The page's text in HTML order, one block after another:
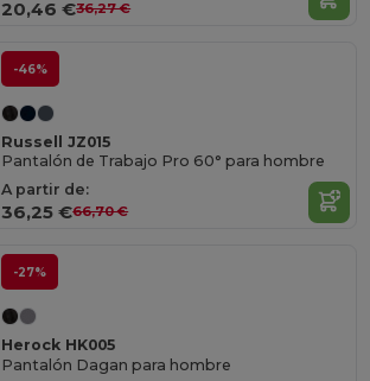
20,46 €36,27 €
-46%
Russell JZ015
Pantalón de Trabajo Pro 60° para hombre
A partir de:
36,25 €66,70 €
-27%
Herock HK005
Pantalón Dagan para hombre